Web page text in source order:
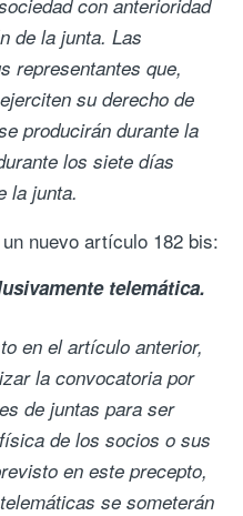
con anterioridad
de la junta. Las
representantes que,
su derecho de
producirán durante la
los siete días
la junta.
nuevo artículo 182 bis:
telemática.
en el artículo anterior,
la convocatoria por
de juntas para ser
de los socios o sus
en este precepto,
se someterán